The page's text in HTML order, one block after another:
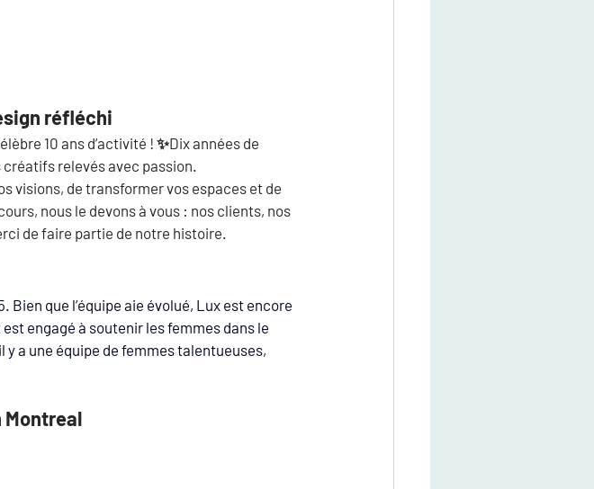
réfléchi
10 ans d’activité ! ✨Dix années de
relevés avec passion.
visions, de transformer vos espaces et de
nous le devons à vous : nos clients, nos
de faire partie de notre histoire.
Bien que l’équipe aie évolué, Lux est encore
engagé à soutenir les femmes dans le
a une équipe de femmes talentueuses,
Montreal